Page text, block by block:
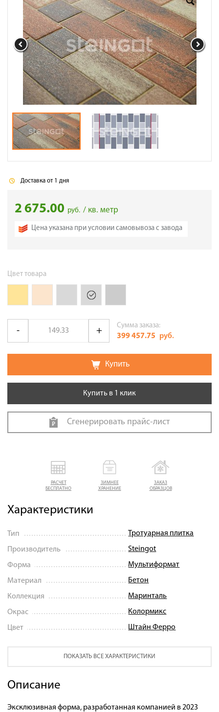
Доставка
Сотрудничество
Галерея объектов
Контакты
РАСЧЕТ
БЕСПЛАТНО
ЗИМНЕЕ
ХРАНЕНИЕ
ЗАКАЗ
ОБРАЗЦОВ
Характеристики
Тип Тротуарная плитка
Производитель Steingot
Форма Мультиформат
Материал Бетон
Коллекция Маринталь
Окрас Колормикс
Цвет Штайн Ферро
ПОКАЗАТЬ ВСЕ ХАРАКТЕРИСТИКИ
Описание
Эксклюзивная форма, разработанная компанией в 2023
Доставка от 1 дня
2 675.00 руб. / кв. метр
Цена указана при условии самовывоза с завода
Цвет товара
Сумма заказа:
399 457.75 руб.
Купить
Купить в 1 клик
Сгенерировать прайс-лист